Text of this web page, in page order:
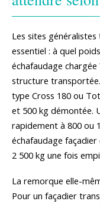
Les sites
essentiel : à quel
échafaudage
structure
type Cross 180 ou
et 500 kg démontée.
rapidement à 800 ou
échafaudage
2 500 kg une fois
La remorque elle-
Pour un façadier